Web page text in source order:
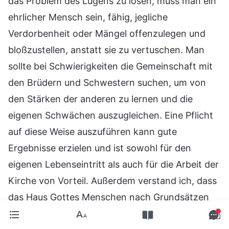
ehrlicher Mensch sein, fähig, jegliche
Verdorbenheit oder Mängel offenzulegen und
bloßzustellen, anstatt sie zu vertuschen. Man
sollte bei Schwierigkeiten die Gemeinschaft mit
den Brüdern und Schwestern suchen, um von
den Stärken der anderen zu lernen und die
eigenen Schwächen auszugleichen. Eine Pflicht
auf diese Weise auszuführen kann gute
Ergebnisse erzielen und ist sowohl für den
eigenen Lebenseintritt als auch für die Arbeit der
Kirche von Vorteil. Außerdem verstand ich, dass
das Haus Gottes Menschen nach Grundsätzen
entlässt. Niemand wird willkürlich aufgrund